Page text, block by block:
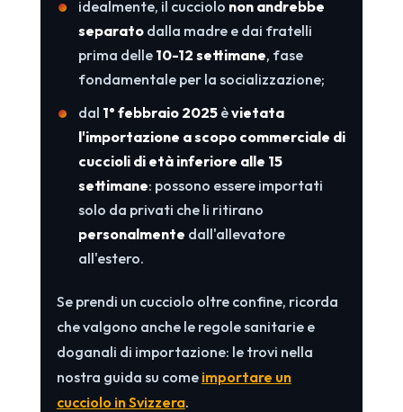
idealmente, il cucciolo non andrebbe
separatodalla madre e dai fratelli
prima delle 10-12 settimane, fase
fondamentale per la socializzazione;
dal 1° febbraio 2025èvietata
l'importazione a scopo commerciale di
cuccioli di età inferiore alle 15
settimane: possono essere importati
solo da privati che li ritirano
personalmente dall'allevatore
all'estero.
Se prendi un cucciolo oltre confine, ricorda
che valgono anche le regole sanitarie e
doganali di importazione: le trovi nella
nostra guida su come importare un
cucciolo in Svizzera.